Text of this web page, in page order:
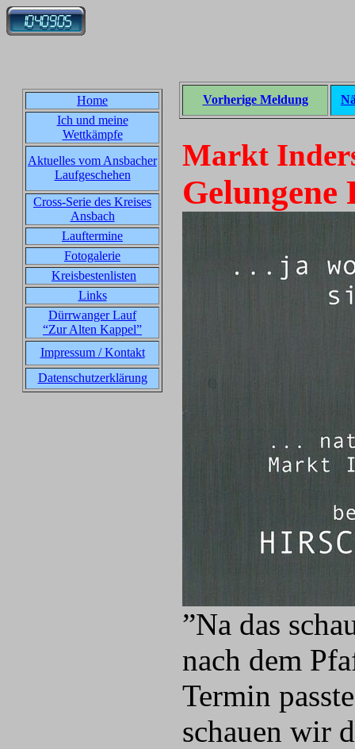
Home
Ich und meine
Wettkämpfe
Aktuelles vom Ansbacher
Laufgeschehen
Cross-Serie des Kreises
Ansbach
Lauftermine
Fotogalerie
Kreisbestenlisten
Links
Dürrwanger Lauf
“Zur Alten Kappel”
Impressum / Kontakt
Datenschutzerklärung
Vorherige Meldung
Markt
Gelungene
”Na das
nach dem
Termin
schauen wir